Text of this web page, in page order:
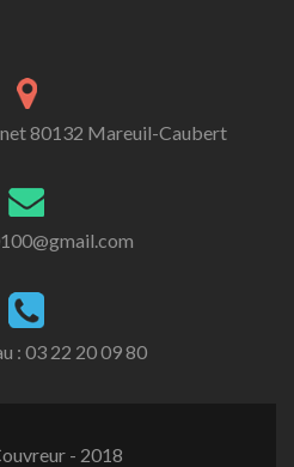
80132 Mareuil-Caubert
: 03 22 20 09 80
- 2018